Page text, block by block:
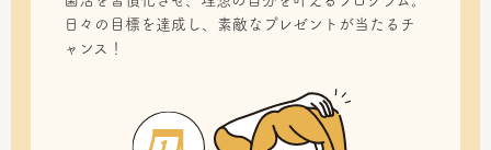
日々の目標を達成し、素敵なプレゼントが当たるチ
ャンス！